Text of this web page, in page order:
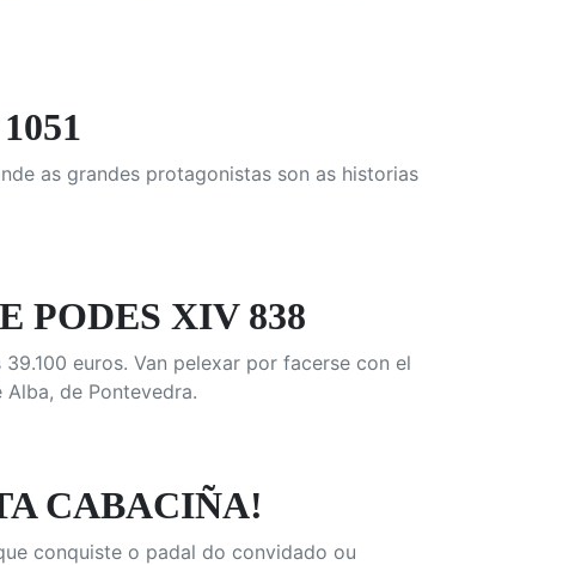
as grandes protagonistas son as historias
PODES XIV 838
euros. Van pelexar por facerse con el
Alba, de Pontevedra.
CABACIÑA!
conquiste o padal do convidado ou